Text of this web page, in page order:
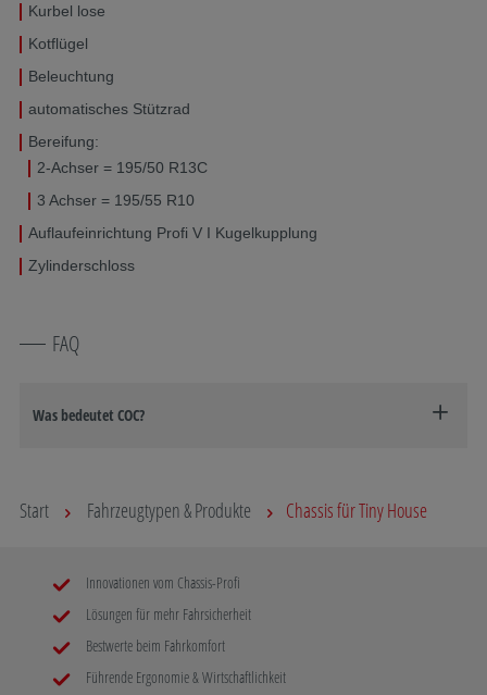
Kurbel lose
Kotflügel
Beleuchtung
automatisches Stützrad
Bereifung:
2-Achser = 195/50 R13C
3 Achser = 195/55 R10
Auflaufeinrichtung Profi V I Kugelkupplung
Zylinderschloss
FAQ
Was bedeutet COC?
Start Fahrzeugtypen & Produkte Chassis für Tiny House
Innovationen vom Chassis-Profi
Lösungen für mehr Fahrsicherheit
Bestwerte beim Fahrkomfort
Führende Ergonomie & Wirtschaftlichkeit